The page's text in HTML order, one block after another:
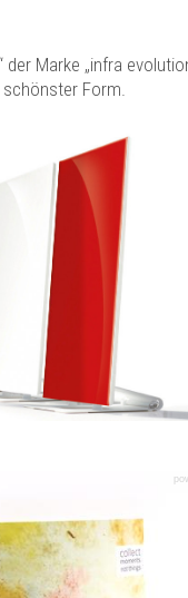
der Marke „infra
Form.